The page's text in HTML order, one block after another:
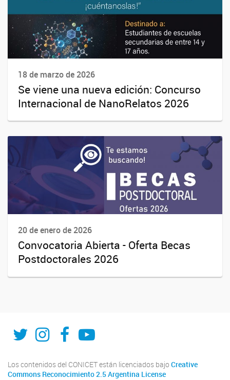
18 de marzo de 2026
Se viene una nueva edición: Concurso
Internacional de NanoRelatos 2026
20 de enero de 2026
Convocatoria Abierta - Oferta Becas
Postdoctorales 2026
Twitter
Instagram
Facebook
YouTube
Los contenidos del CONICET están licenciados bajo Creative
Commons Reconocimiento 2.5 Argentina License